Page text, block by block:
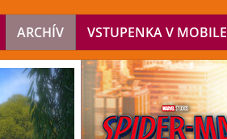
ARCHÍV VSTUPENKA V MOBILE